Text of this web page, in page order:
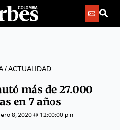
/ACTUALIDAD
más de 27.000
en 7 años
8, 2020 @ 12:00:00 pm